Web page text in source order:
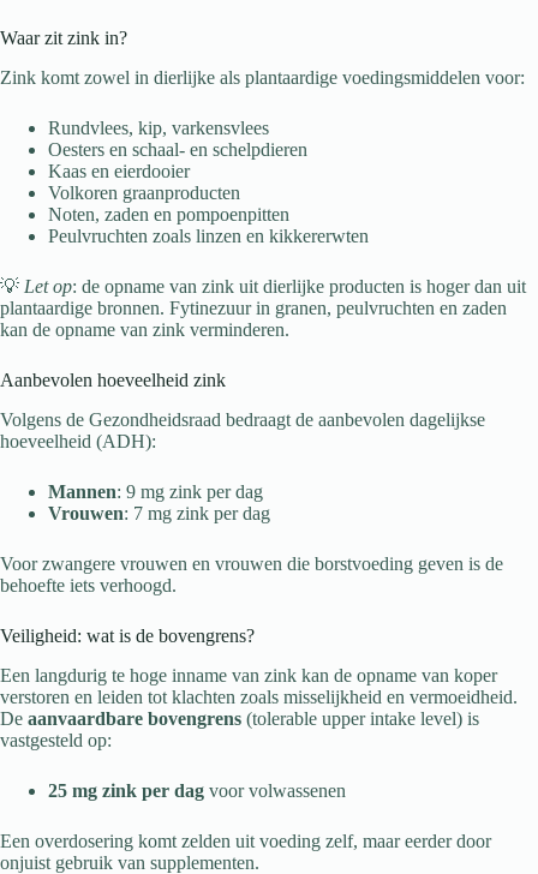
Waar zit zink in?
Zink komt zowel in dierlijke als plantaardige voedingsmiddelen voor:
Rundvlees, kip, varkensvlees
Oesters en schaal- en schelpdieren
Kaas en eierdooier
Volkoren graanproducten
Noten, zaden en pompoenpitten
Peulvruchten zoals linzen en kikkererwten
💡 Let op: de opname van zink uit dierlijke producten is hoger dan uit
plantaardige bronnen. Fytinezuur in granen, peulvruchten en zaden
kan de opname van zink verminderen.
Aanbevolen hoeveelheid zink
Volgens de Gezondheidsraad bedraagt de aanbevolen dagelijkse
hoeveelheid (ADH):
Mannen: 9 mg zink per dag
Vrouwen: 7 mg zink per dag
Voor zwangere vrouwen en vrouwen die borstvoeding geven is de
behoefte iets verhoogd.
Veiligheid: wat is de bovengrens?
Een langdurig te hoge inname van zink kan de opname van koper
verstoren en leiden tot klachten zoals misselijkheid en vermoeidheid.
De aanvaardbare bovengrens (tolerable upper intake level) is
vastgesteld op:
25 mg zink per dag voor volwassenen
Een overdosering komt zelden uit voeding zelf, maar eerder door
onjuist gebruik van supplementen.